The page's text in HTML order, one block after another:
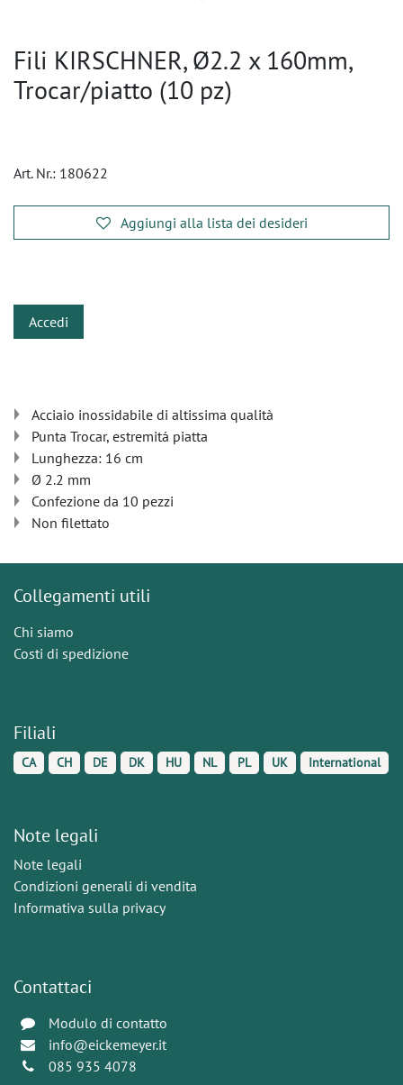
Fili KIRSCHNER, Ø2.2 x 160mm,
Trocar/piatto (10 pz)
Art. Nr.: 180622
Aggiungi alla lista dei desideri
Accedi
Acciaio inossidabile di altissima qualità
Punta Trocar, estremitá piatta
Lunghezza: 16 cm
Ø 2.2 mm
Confezione da 10 pezzi
Non filettato
Collegamenti utili
Chi siamo
Costi di spedizione
Filiali
CA CH DE DK HU NL PL UK International
Note legali
Note legali
Condizioni generali di vendita
Informativa sulla privacy
Contattaci
Modulo di contatto
info@eickemeyer.it
085 935 4078